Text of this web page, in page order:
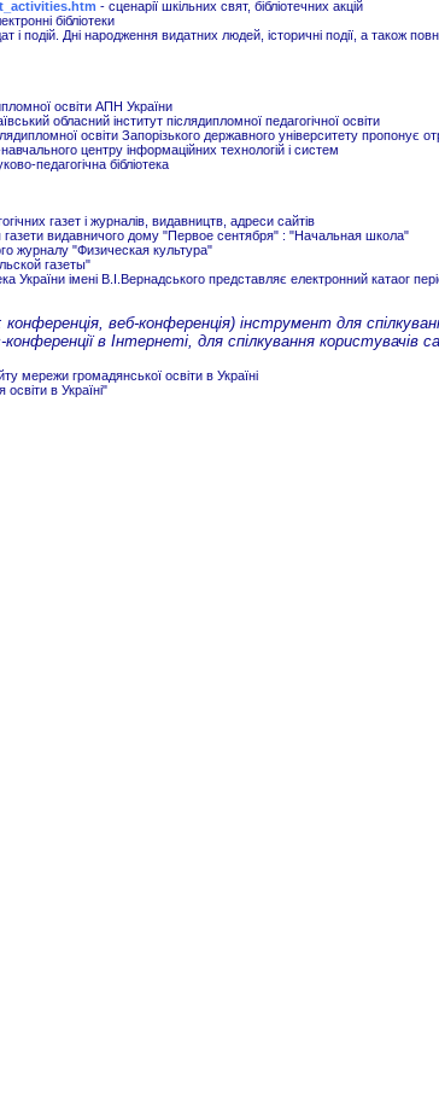
- сценарії шкільних свят, бібліотечних акцій
бібліотеки
і подій. Дні народження видатних людей, історичні події, а також
освіти АПН України
обласний інститут післядипломної педагогічної освіти
освіти Запорізького державного університету пропонує
центру інформаційних технологій і систем
педагогічна бібліотека
газет і журналів, видавництв, адреси сайтів
газети видавничого дому "Первое сентября" : "Начальная школа"
журналу "Физическая культура"
газеты"
України імені В.І.Вернадського представляє електронний катаог
веб-конференція) інструмент для
в Інтернеті, для спілкування користувачів
мережи громадянської освіти в Україні
в Українi"